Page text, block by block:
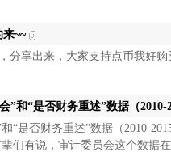
~~
分享出来，大家支持点币我好
和“是否财务重述”数据（2010-
“是否财务重述”数据（2010-
们有说，审计委员会这个数据